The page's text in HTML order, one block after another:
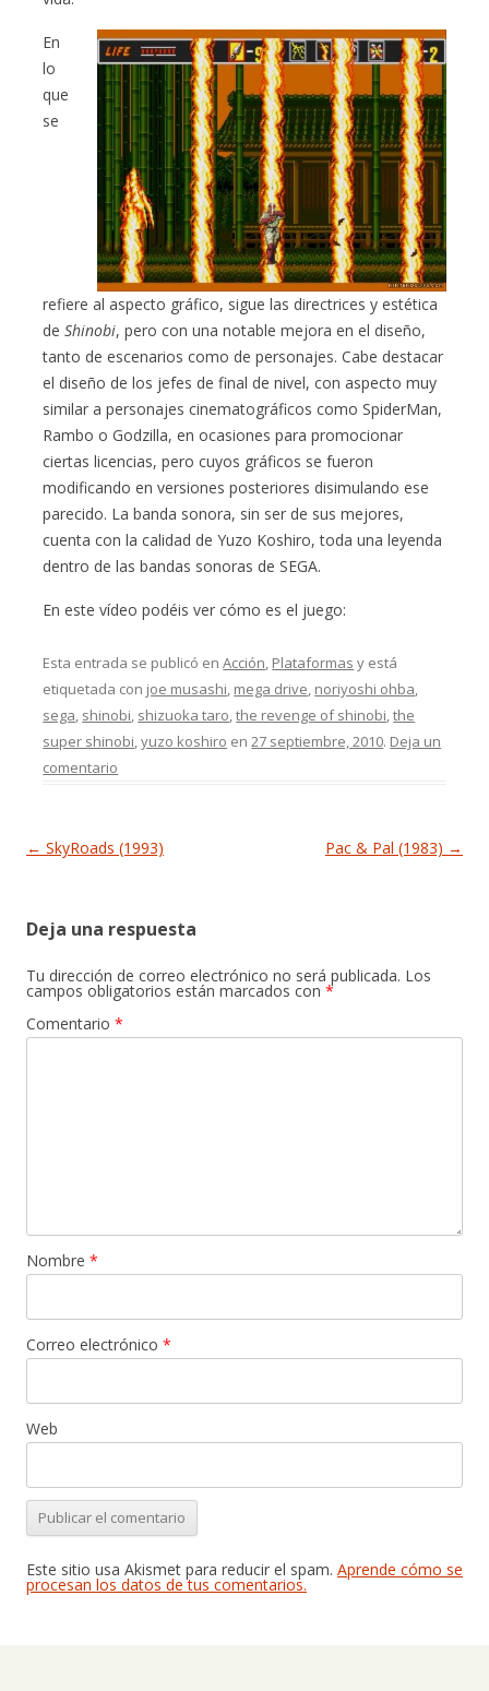
En
lo
que
se
refiere al aspecto gráfico, sigue las directrices y estética
deShinobi, pero con una notable mejora en el diseño,
tanto de escenarios como de personajes. Cabe destacar
el diseño de los jefes de final de nivel, con aspecto muy
similar a personajes cinematográficos como SpiderMan,
Rambo o Godzilla, en ocasiones para promocionar
ciertas licencias, pero cuyos gráficos se fueron
modificando en versiones posteriores disimulando ese
parecido. La banda sonora, sin ser de sus mejores,
cuenta con la calidad de Yuzo Koshiro, toda una leyenda
dentro de las bandas sonoras de SEGA.
En este vídeo podéis ver cómo es el juego:
Esta entrada se publicó enAcción, Plataformas y está
etiquetada con joe musashi, mega drive, noriyoshi ohba,
sega, shinobi, shizuoka taro,the revenge of shinobi,the
super shinobi,yuzo koshiro en27 septiembre, 2010. Deja un
comentario
Navegación de entradas
← SkyRoads (1993) Pac & Pal (1983) →
Deja una respuesta
Tu dirección de correo electrónico no será publicada. Los
campos obligatorios están marcados con *
Comentario *
Nombre *
Correo electrónico *
Web
Este sitio usa Akismet para reducir el spam. Aprende cómo se
procesan los datos de tus comentarios.